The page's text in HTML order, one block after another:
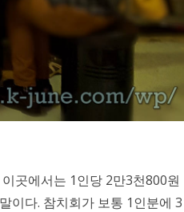
곳에서는 1인당 2만3천800원
이다. 참치회가 보통 1인분에 3